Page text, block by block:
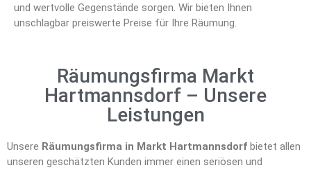
und wertvolle Gegenstände sorgen. Wir bieten Ihnen
unschlagbar preiswerte Preise für Ihre Räumung.
Räumungsfirma Markt
Hartmannsdorf – Unsere
Leistungen
Unsere Räumungsfirma in Markt Hartmannsdorf bietet allen
unseren geschätzten Kunden immer einen seriösen und